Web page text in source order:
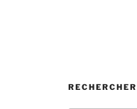
RECHERCHER